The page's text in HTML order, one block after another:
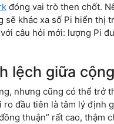
đóng vai trò then chốt.
sẽ khác xa số Pi hiển thị
câu hỏi mới: lượng Pi
lệch giữa
nhưng cũng có thể trở
ro đầu tiên là tâm lý định
thuận” rất cao, thậm